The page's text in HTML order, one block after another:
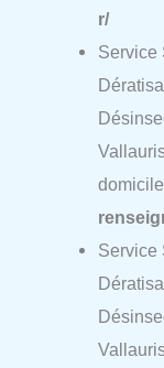
r/
Service
Service